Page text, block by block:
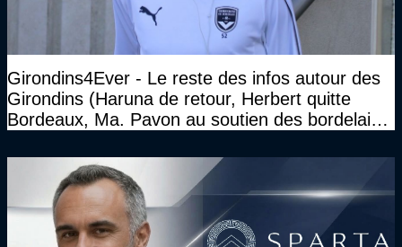
Girondins4Ever - Le reste des infos autour des
Girondins (Haruna de retour, Herbert quitte
Bordeaux, Ma. Pavon au soutien des bordelais,